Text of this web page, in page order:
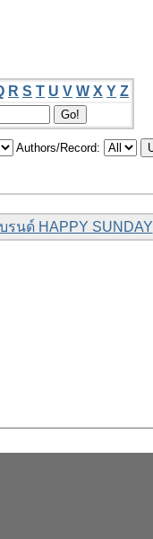
R S T U V W X Y Z
Authors/Record:
นด์ HAPPY SUNDAY